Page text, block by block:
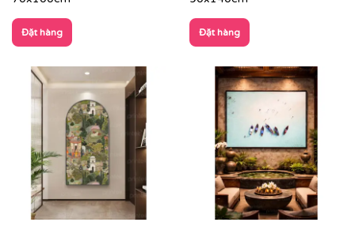
Nhà hàng – khách sạn – resort: tăng trải nghiệm
không gian, tạo dấu ấn thẩm mỹ cho khách hàng
Đặt hàng Đặt hàng